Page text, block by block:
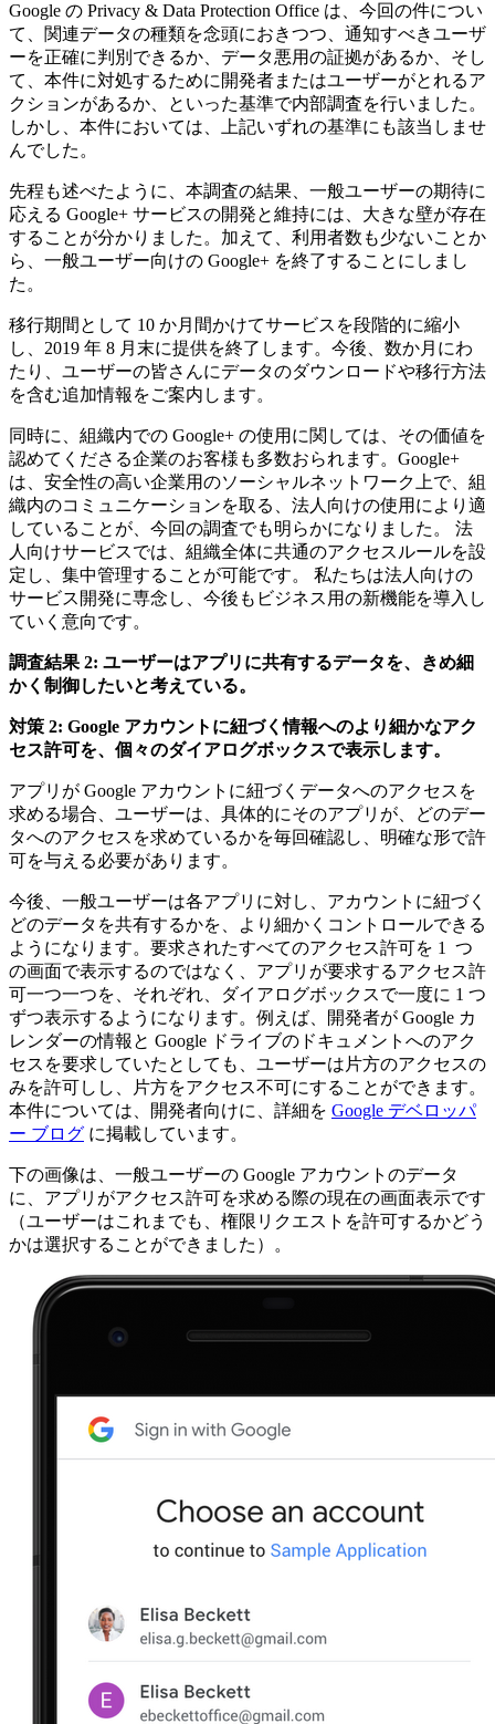
Google の Privacy & Data Protection Office は、今回の件につい
て、関連データの種類を念頭におきつつ、通知すべきユーザ
ーを正確に判別できるか、データ悪用の証拠があるか、そし
て、本件に対処するために開発者またはユーザーがとれるア
クションがあるか、といった基準で内部調査を行いました。
しかし、本件においては、上記いずれの基準にも該当しませ
んでした。
先程も述べたように、本調査の結果、一般ユーザーの期待に
応える Google+ サービスの開発と維持には、大きな壁が存在
することが分かりました。加えて、利用者数も少ないことか
ら、一般ユーザー向けの Google+ を終了することにしまし
た。
移行期間として 10 か月間かけてサービスを段階的に縮小
し、2019 年 8 月末に提供を終了します。今後、数か月にわ
たり、ユーザーの皆さんにデータのダウンロードや移行方法
を含む追加情報をご案内します。
同時に、組織内での Google+ の使用に関しては、その価値を
認めてくださる企業のお客様も多数おられます。Google+
は、安全性の高い企業用のソーシャルネットワーク上で、組
織内のコミュニケーションを取る、法人向けの使用により適
していることが、今回の調査でも明らかになりました。 法
人向けサービスでは、組織全体に共通のアクセスルールを設
定し、集中管理することが可能です。 私たちは法人向けの
サービス開発に専念し、今後もビジネス用の新機能を導入し
ていく意向です。
調査結果 2: ユーザーはアプリに共有するデータを、きめ細
かく制御したいと考えている。
対策 2: Google アカウントに紐づく情報へのより細かなアク
セス許可を、個々のダイアログボックスで表示します。
アプリが Google アカウントに紐づくデータへのアクセスを
求める場合、ユーザーは、具体的にそのアプリが、どのデー
タへのアクセスを求めているかを毎回確認し、明確な形で許
可を与える必要があります。
今後、一般ユーザーは各アプリに対し、アカウントに紐づく
どのデータを共有するかを、より細かくコントロールできる
ようになります。要求されたすべてのアクセス許可を 1 つ
の画面で表示するのではなく、アプリが要求するアクセス許
可一つ一つを、それぞれ、ダイアログボックスで一度に 1 つ
ずつ表示するようになります。例えば、開発者が Google カ
レンダーの情報と Google ドライブのドキュメントへのアク
セスを要求していたとしても、ユーザーは片方のアクセスの
みを許可しし、片方をアクセス不可にすることができます。
本件については、開発者向けに、詳細を Google デベロッパ
ー ブログ に掲載しています。
下の画像は、一般ユーザーの Google アカウントのデータ
に、アプリがアクセス許可を求める際の現在の画面表示です
（ユーザーはこれまでも、権限リクエストを許可するかどう
かは選択することができました）。